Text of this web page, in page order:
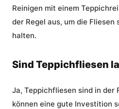
Reinigen mit einem
der Regel aus, um die
halten.
Sind Teppichfliesen
Ja, Teppichfliesen sind in der
können eine gute Investition